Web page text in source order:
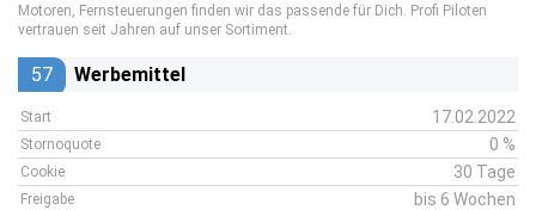
Motoren, Fernsteuerungen finden wir das passende für Dich. Profi Piloten
vertrauen seit Jahren auf unser Sortiment.
57 Werbemittel
Start 17.02.2022
Stornoquote 0 %
Cookie 30 Tage
Freigabe bis 6 Wochen